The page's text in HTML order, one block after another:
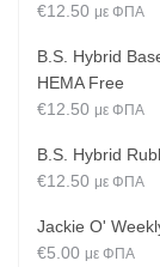
€12.50 με ΦΠΑ
B.S. Hybrid
HEMA Free
€12.50 με ΦΠΑ
B.S. Hybrid
€12.50 με ΦΠΑ
Jackie O'
€5.00 με ΦΠΑ